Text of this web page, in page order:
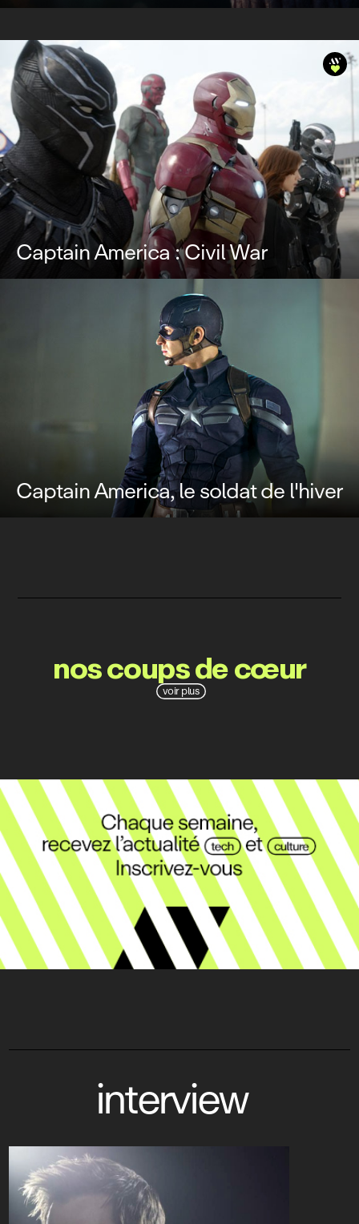
Captain America : Civil War
Captain America, le soldat de l'hiver
voir plus
nos coups de cœur
interview